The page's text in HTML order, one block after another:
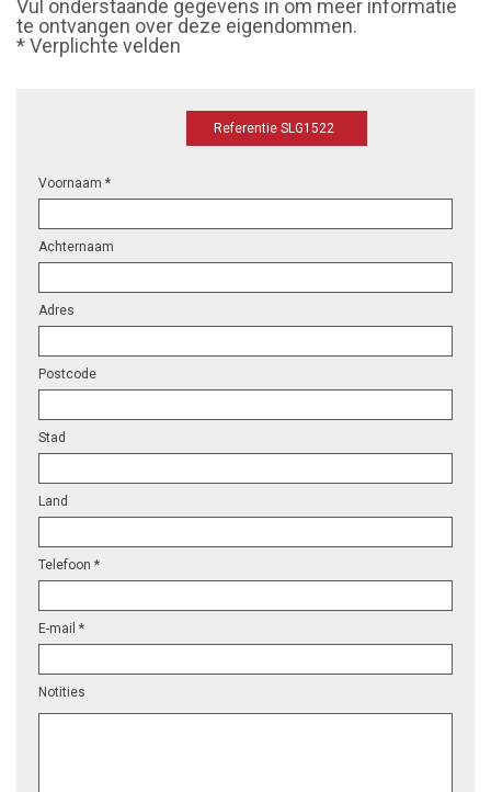
Vul onderstaande gegevens in om meer informatie
te ontvangen over deze eigendommen.
* Verplichte velden
Referentie SLG1522
Voornaam *
Achternaam
Adres
Postcode
Stad
Land
Telefoon *
E-mail *
Notities